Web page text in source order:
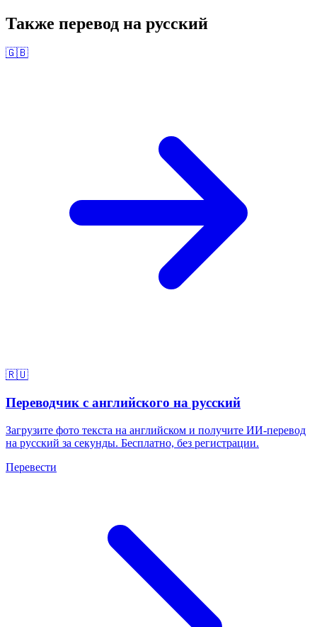
Также перевод на русский
🇬🇧
🇷🇺
Переводчик с английского на русский
Загрузите фото текста на английском и получите ИИ-перевод
на русский за секунды. Бесплатно, без регистрации.
Перевести